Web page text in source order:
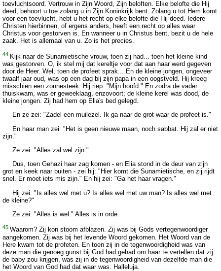
toevluchtsoord. Vertrouw in Zijn Woord, Zijn beloften. Elke belofte die Hij
deed, behoort u toe zolang u in Zijn Koninkrijk bent. Zolang u tot Hem komt
voor een toevlucht, hebt u het recht op elke belofte die Hij deed. Iedere
Christen hierbinnen, of ergens anders, heeft een recht op alles waar
Christus voor gestorven is. En wanneer u in Christus bent, bezit u de hele
zaak. Het is allemaal van u. Zo is het precies.
44 Kijk naar de Sunamietische vrouw, toen zij had... toen het kleine kind
was gestorven. O, ik stel mij dat kereltje voor dat aan haar werd gegeven
door de Heer. Wel, toen de profeet sprak... En de kleine jongen, ongeveer
twaalf jaar oud, was op een dag bij zijn papa in een oogstveld. Hij kreeg
misschien een zonnesteek. Hij riep: "Mijn hoofd." En zodra de vader
thuiskwam, was er geweeklaag, enzovoort; de kleine kerel was dood, de
kleine jongen. Zij had hem op Elia's bed gelegd.
En ze zei: "Zadel een muilezel. Ik ga naar de grot waar de profeet is."
En haar man zei: "Het is geen nieuwe maan, noch sabbat. Hij zal er niet
zijn."
Ze zei: "Alles zal wel zijn."
Dus, toen Gehazi haar zag komen - en Elia stond in de deur van zijn
grot en keek naar buiten - zei hij: "Hier komt die Sunamietische, en zij rijdt
snel. Er moet iets mis zijn." En hij zei: "Ga het haar vragen."
Hij zei: "Is alles wel met u? Is alles wel met uw man? Is alles wel met
de kleine?"
Ze zei: "Alles is wel." Alles is in orde.
45 Waarom? Zij kon stoom afblazen. Zij was bij Gods vertegenwoordiger
aangekomen. Zij was bij het levende Woord gekomen. Het Woord van de
Here kwam tot de profeten. En toen zij in de tegenwoordigheid was van
deze man die genoeg gunst bij God had gehad om haar te vertellen dat zij
de baby zou krijgen, was zij in de tegenwoordigheid van dezelfde man die
het Woord van God had dat waar was. Halleluja.